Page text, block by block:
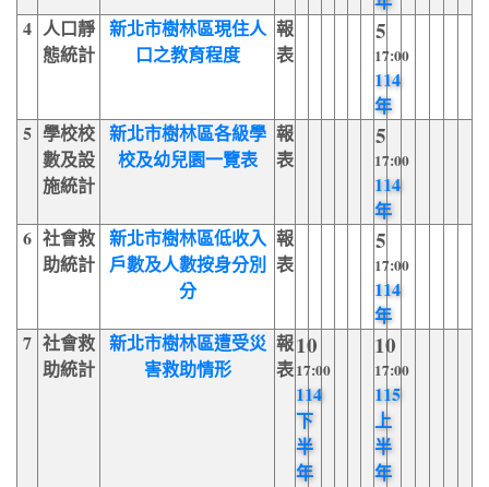
4 人口靜
態統計
新北市樹林區現住人
口之教育程度
報
表
5
17:00
114
年
5 學校校
數及設
施統計
新北市樹林區各級學
校及幼兒園一覽表
報
表
5
17:00
114
年
6 社會救
助統計
新北市樹林區低收入
戶數及人數按身分別
分
報
表
5
17:00
114
年
7 社會救
助統計
新北市樹林區遭受災
害救助情形
報
表
10
17:00
114
下
半
年
10
17:00
115
上
半
年